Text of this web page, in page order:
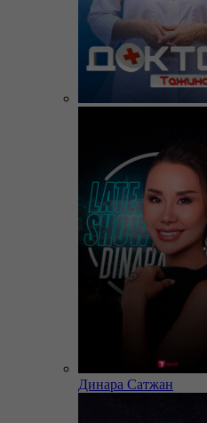
Динара Сатжан